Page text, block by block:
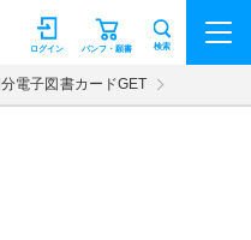
パンフ・願書
ログイン 検索
電子図書カードGET